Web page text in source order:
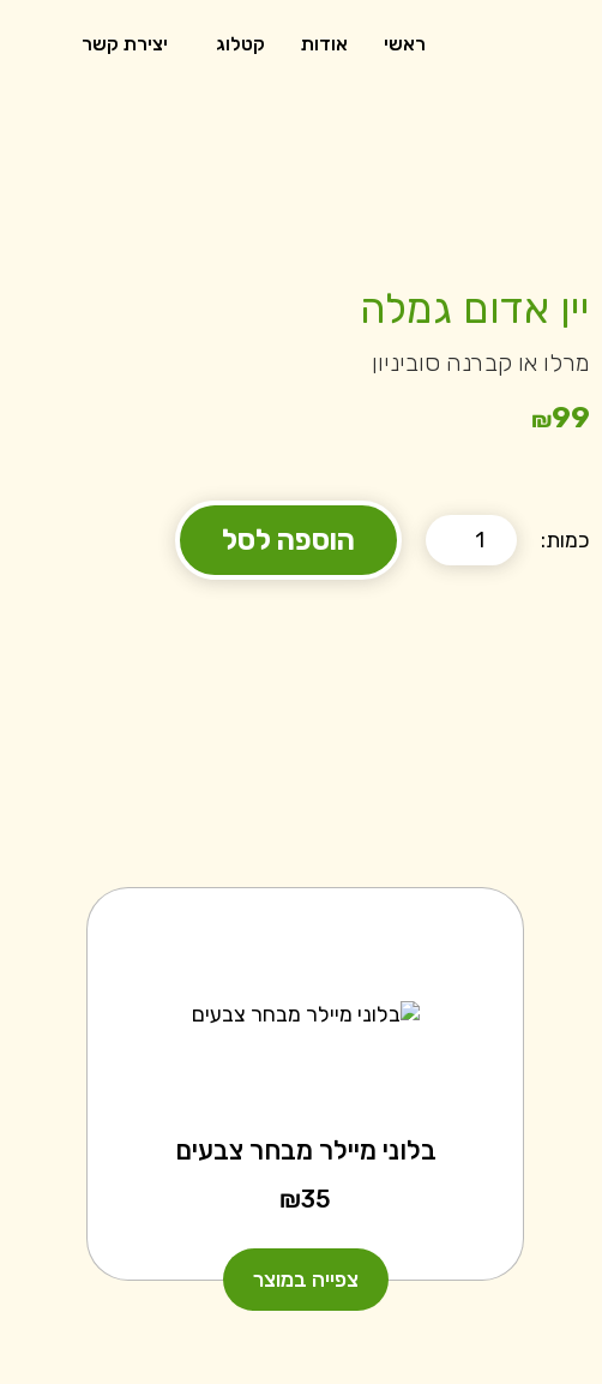
ראשי אודות קטלוג יצירת קשר
יין אדום גמלה
מרלו או קברנה סוביניון
₪99
כמות: הוספה לסל
בלוני מיילר מבחר צבעים
₪35
צפייה במוצר